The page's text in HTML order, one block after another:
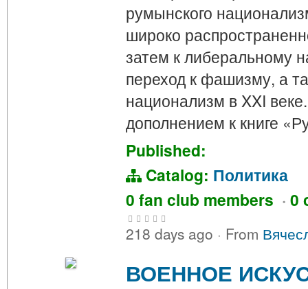
румынского
широко
затем к либеральному
переход к фашизму, а
национализм в XXI
дополнением к книге
Published:
Catalog: Политика
0 fan club members · 0
218 days ago · From
ВОЕННОЕ